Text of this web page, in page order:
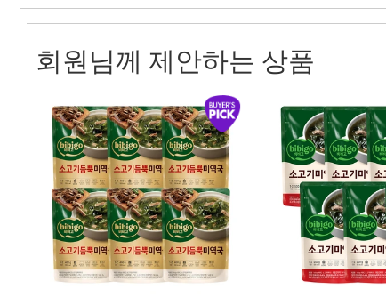
회원님께 제안하는 상품